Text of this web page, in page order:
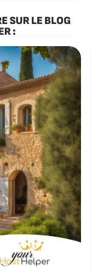
SUR LE BLOG
: